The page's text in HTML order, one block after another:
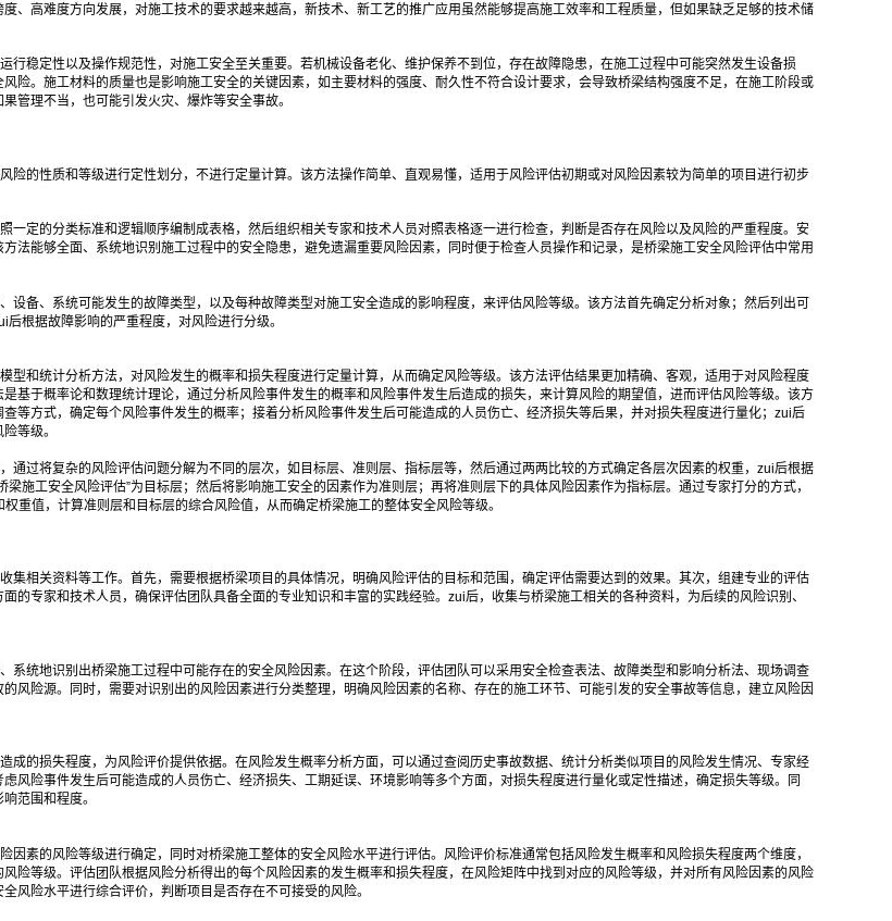
、高难度方向发展，对施工技术的要求越来越高，新技术、新工艺的推广应用虽然能够提高施工效率和工程质量，但如果缺乏足够的技术储
稳定性以及操作规范性，对施工安全至关重要。若机械设备老化、维护保养不到位，存在故障隐患，在施工过程中可能突然发生设备损
险。施工材料的质量也是影响施工安全的关键因素，如主要材料的强度、耐久性不符合设计要求，会导致桥梁结构强度不足，在施工阶段或
管理不当，也可能引发火灾、爆炸等安全事故。
险的性质和等级进行定性划分，不进行定量计算。该方法操作简单、直观易懂，适用于风险评估初期或对风险因素较为简单的项目进行初步
定的分类标准和逻辑顺序编制成表格，然后组织相关专家和技术人员对照表格逐一进行检查，判断是否存在风险以及风险的严重程度。安
法能够全面、系统地识别施工过程中的安全隐患，避免遗漏重要风险因素，同时便于检查人员操作和记录，是桥梁施工安全风险评估中常用
备、系统可能发生的故障类型，以及每种故障类型对施工安全造成的影响程度，来评估风险等级。该方法首先确定分析对象；然后列出可
根据故障影响的严重程度，对风险进行分级。
型和统计分析方法，对风险发生的概率和损失程度进行定量计算，从而确定风险等级。该方法评估结果更加精确、客观，适用于对风险程度
基于概率论和数理统计理论，通过分析风险事件发生的概率和风险事件发生后造成的损失，来计算风险的期望值，进而评估风险等级。该方
等方式，确定每个风险事件发生的概率；接着分析风险事件发生后可能造成的人员伤亡、经济损失等后果，并对损失程度进行量化；zui后
等级。
通过将复杂的风险评估问题分解为不同的层次，如目标层、准则层、指标层等，然后通过两两比较的方式确定各层次因素的权重，zui后根据
施工安全风险评估”为目标层；然后将影响施工安全的因素作为准则层；再将准则层下的具体风险因素作为指标层。通过专家打分的方式，
重值，计算准则层和目标层的综合风险值，从而确定桥梁施工的整体安全风险等级。
相关资料等工作。首先，需要根据桥梁项目的具体情况，明确风险评估的目标和范围，确定评估需要达到的效果。其次，组建专业的评估
的专家和技术人员，确保评估团队具备全面的专业知识和丰富的实践经验。zui后，收集与桥梁施工相关的各种资料，为后续的风险识别、
系统地识别出桥梁施工过程中可能存在的安全风险因素。在这个阶段，评估团队可以采用安全检查表法、故障类型和影响分析法、现场调查
风险源。同时，需要对识别出的风险因素进行分类整理，明确风险因素的名称、存在的施工环节、可能引发的安全事故等信息，建立风险因
成的损失程度，为风险评价提供依据。在风险发生概率分析方面，可以通过查阅历史事故数据、统计分析类似项目的风险发生情况、专家经
风险事件发生后可能造成的人员伤亡、经济损失、工期延误、环境影响等多个方面，对损失程度进行量化或定性描述，确定损失等级。同
范围和程度。
素的风险等级进行确定，同时对桥梁施工整体的安全风险水平进行评估。风险评价标准通常包括风险发生概率和风险损失程度两个维度，
险等级。评估团队根据风险分析得出的每个风险因素的发生概率和损失程度，在风险矩阵中找到对应的风险等级，并对所有风险因素的风险
风险水平进行综合评价，判断项目是否存在不可接受的风险。